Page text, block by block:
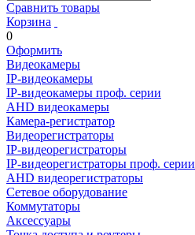
Сравнить товары
Корзина
0
Оформить
Видеокамеры
IP-видеокамеры
IP-видеокамеры проф. серии
AHD видеокамеры
Камера-регистратор
Видеорегистраторы
IP-видеорегистраторы
IP-видеорегистраторы проф. серии
AHD видеорегистраторы
Сетевое оборудование
Коммутаторы
Аксессуары